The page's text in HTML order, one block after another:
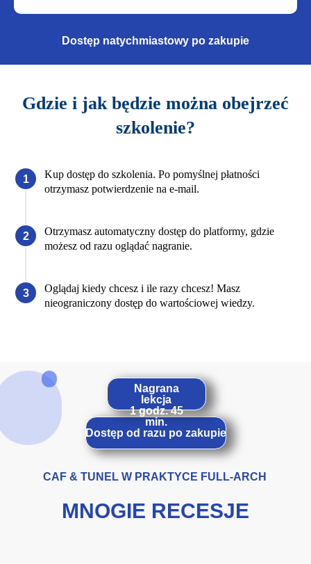
Dostęp natychmiastowy po zakupie
Gdzie i jak będzie można obejrzeć
szkolenie?
Kup dostęp do szkolenia. Po pomyślnej płatności
otrzymasz potwierdzenie na e-mail.
Otrzymasz automatyczny dostęp do platformy, gdzie
możesz od razu oglądać nagranie.
Oglądaj kiedy chcesz i ile razy chcesz! Masz
nieograniczony dostęp do wartościowej wiedzy.
MNOGIE RECESJE
CAF & TUNEL W PRAKTYCE FULL-ARCH
Dostęp od razu po zakupie
Nagrana
lekcja
1 godz. 45
min.